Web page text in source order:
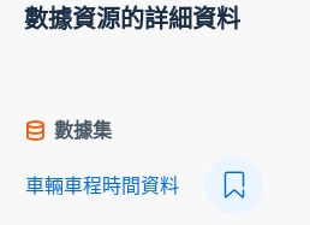
數據資源的詳細資料
數據集
車輛車程時間資料